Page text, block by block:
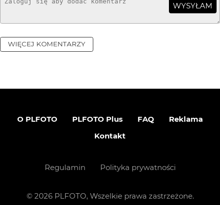
WYSYŁAM
WIĘCEJ KOMENTARZY
O PLFOTO PLFOTO Plus FAQ
Reklama
Kontakt
Regulamin Polityka prywatności
© 2026PLFOTO, Wszelkie prawa zastrzeżone.